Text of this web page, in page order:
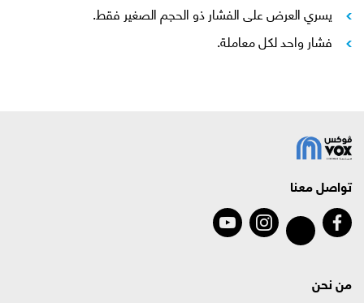
يسري العرض على الفشار ذو الحجم الصغير فقط.
فشار واحد لكل معاملة.
تواصل معنا
من نحن